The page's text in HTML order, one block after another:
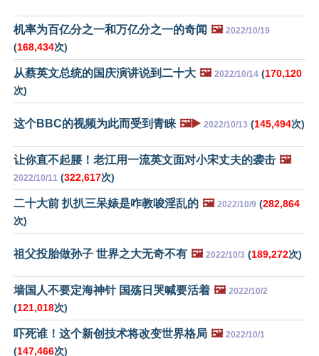
机率为百亿分之一和万亿分之一的奇闻 🖼️ 2022/10/19
(168,434次)
从蔡英文总统的国庆演讲说到二十大 🖼️ 2022/10/14 (170,120
次)
这个BBC的视频为此而受到青睐 🖼️▶️ 2022/10/13 (145,494次)
让你直不起腰！老江用一流英文面对小宋丈夫的袭击 🖼️
2022/10/11 (322,617次)
二十大前 扒扒三呆婊是咋教唆淫乱的 🖼️ 2022/10/9 (282,864
次)
祖父投胎做孙子 世界之大无奇不有 🖼️ 2022/10/3 (189,272次)
墙国人不要定海神针 国殇日哭喊要活着 🖼️ 2022/10/2
(121,018次)
吓死谁！这个新创技术将改变世界格局 🖼️ 2022/10/1
(147,466次)